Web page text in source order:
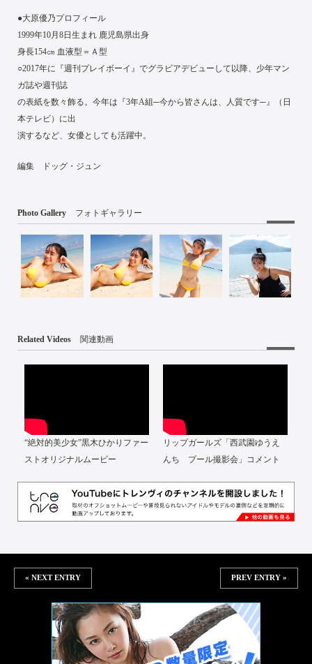
●大原優乃プロフィール
1999年10月8日生まれ 鹿児島県出身
身長154㎝ 血液型＝Ａ型
○2017年に『週刊プレイボーイ』でグラビアデビューして以降、少年マン
ガ誌や週刊誌
の表紙を数々飾る。今年は『3年A組─今から皆さんは、人質です─』（日
本テレビ）に出
演するなど、女優としても活躍中。
編集 ドッグ・ジュン
Photo Gallery フォトギャラリー
Related Videos 関連動画
“絶対的美少女”黒木ひかりファー
ストオリジナルムービー
リップガールズ「西武園ゆうえ
んち プール撮影会」コメント
« NEXT ENTRY PREV ENTRY »